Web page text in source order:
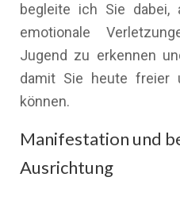
begleite ich Sie dabei,
emotionale
Jugend zu erkennen
damit Sie heute freier
können.
Manifestation und
Ausrichtung